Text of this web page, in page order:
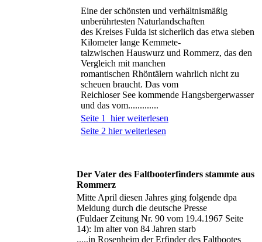
Eine der schönsten und verhältnismäßig
unberührtesten Naturlandschaften
des Kreises Fulda ist sicherlich das etwa sieben
Kilometer lange Kemmete-
talzwischen Hauswurz und Rommerz, das den
Vergleich mit manchen
romantischen Rhöntälern wahrlich nicht zu
scheuen braucht. Das vom
Reichloser See kommende Hangsbergerwasser
und das vom.............
Seite 1 hier weiterlesen
Seite 2 hier weiterlesen
Der Vater des Faltbooterfinders stammte aus
Rommerz
Mitte April diesen Jahres ging folgende dpa
Meldung durch die deutsche Presse
(Fuldaer Zeitung Nr. 90 vom 19.4.1967 Seite
14): Im alter von 84 Jahren starb
.....in Rosenheim der Erfinder des Faltbootes